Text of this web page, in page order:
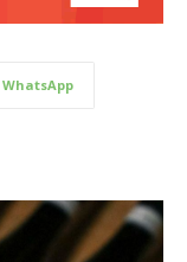
WhatsApp